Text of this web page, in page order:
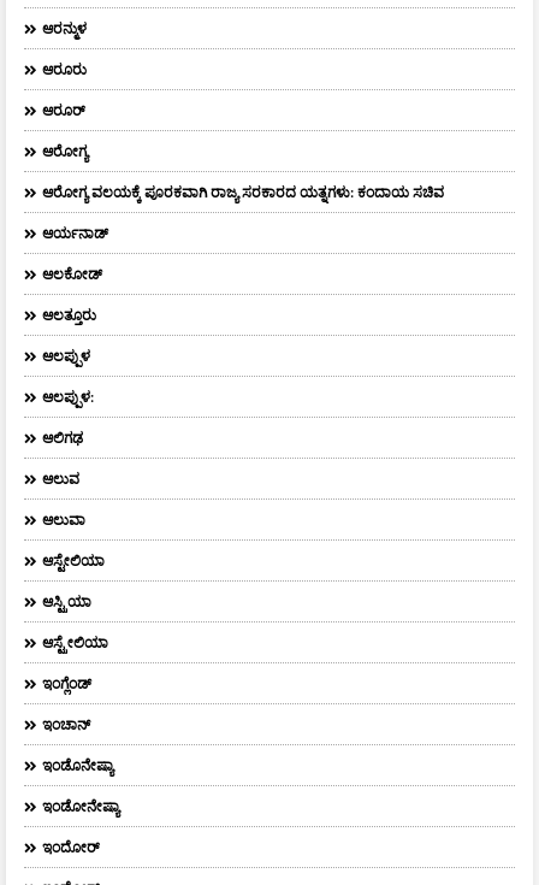
ಆರನ್ಮುಳ
ಆರೂರು
ಆರೂರ್
ಆರೋಗ್ಯ
ಆರೋಗ್ಯ ವಲಯಕ್ಕೆ ಪೂರಕವಾಗಿ ರಾಜ್ಯ ಸರಕಾರದ ಯತ್ನಗಳು: ಕಂದಾಯ ಸಚಿವ
ಆರ್ಯನಾಡ್
ಆಲಕೋಡ್
ಆಲತ್ತೂರು
ಆಲಪ್ಪುಳ
ಆಲಪ್ಪುಳ:
ಆಲಿಗಢ
ಆಲುವ
ಆಲುವಾ
ಆಸ್ಟೇಲಿಯಾ
ಆಸ್ಟ್ರಿಯಾ
ಆಸ್ಟ್ರೇಲಿಯಾ
ಇಂಗ್ಲೆಂಡ್
ಇಂಚಾನ್
ಇಂಡೊನೇಷ್ಯಾ
ಇಂಡೋನೇಷ್ಯಾ
ಇಂದೋರ್